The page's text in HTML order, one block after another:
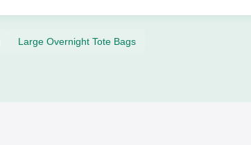
Large Overnight Tote Bags